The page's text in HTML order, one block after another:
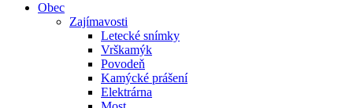
Obec
Zajímavosti
Letecké snímky
Vrškamýk
Povodeň
Kamýcké prášení
Elektrárna